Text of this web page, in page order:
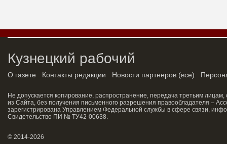
Кузнецкий рабочий
О газете Контакты редакции Новости партнеров (все)
Не допускается копирование, распространение, передача третьим
из Сайта, без получения письменного разрешения правообладателя –
зарегистрирована Управлением Федеральной службы в сфере связи,
Свидетельство ПИ № ТУ42-00638.
© 2014-2026